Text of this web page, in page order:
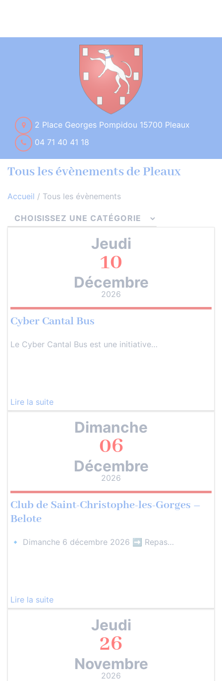
2 Place Georges Pompidou 15700 Pleaux
04 71 40 41 18
Tous les évènements de Pleaux
Accueil / Tous les évènements
Jeudi
10
Décembre
2026
Cyber Cantal Bus
Le Cyber Cantal Bus est une initiative…
Lire la suite
Dimanche
06
Décembre
2026
Club de Saint-Christophe-les-Gorges –
Belote
🔹 Dimanche 6 décembre 2026 ➡️ Repas…
Lire la suite
Jeudi
26
Novembre
2026